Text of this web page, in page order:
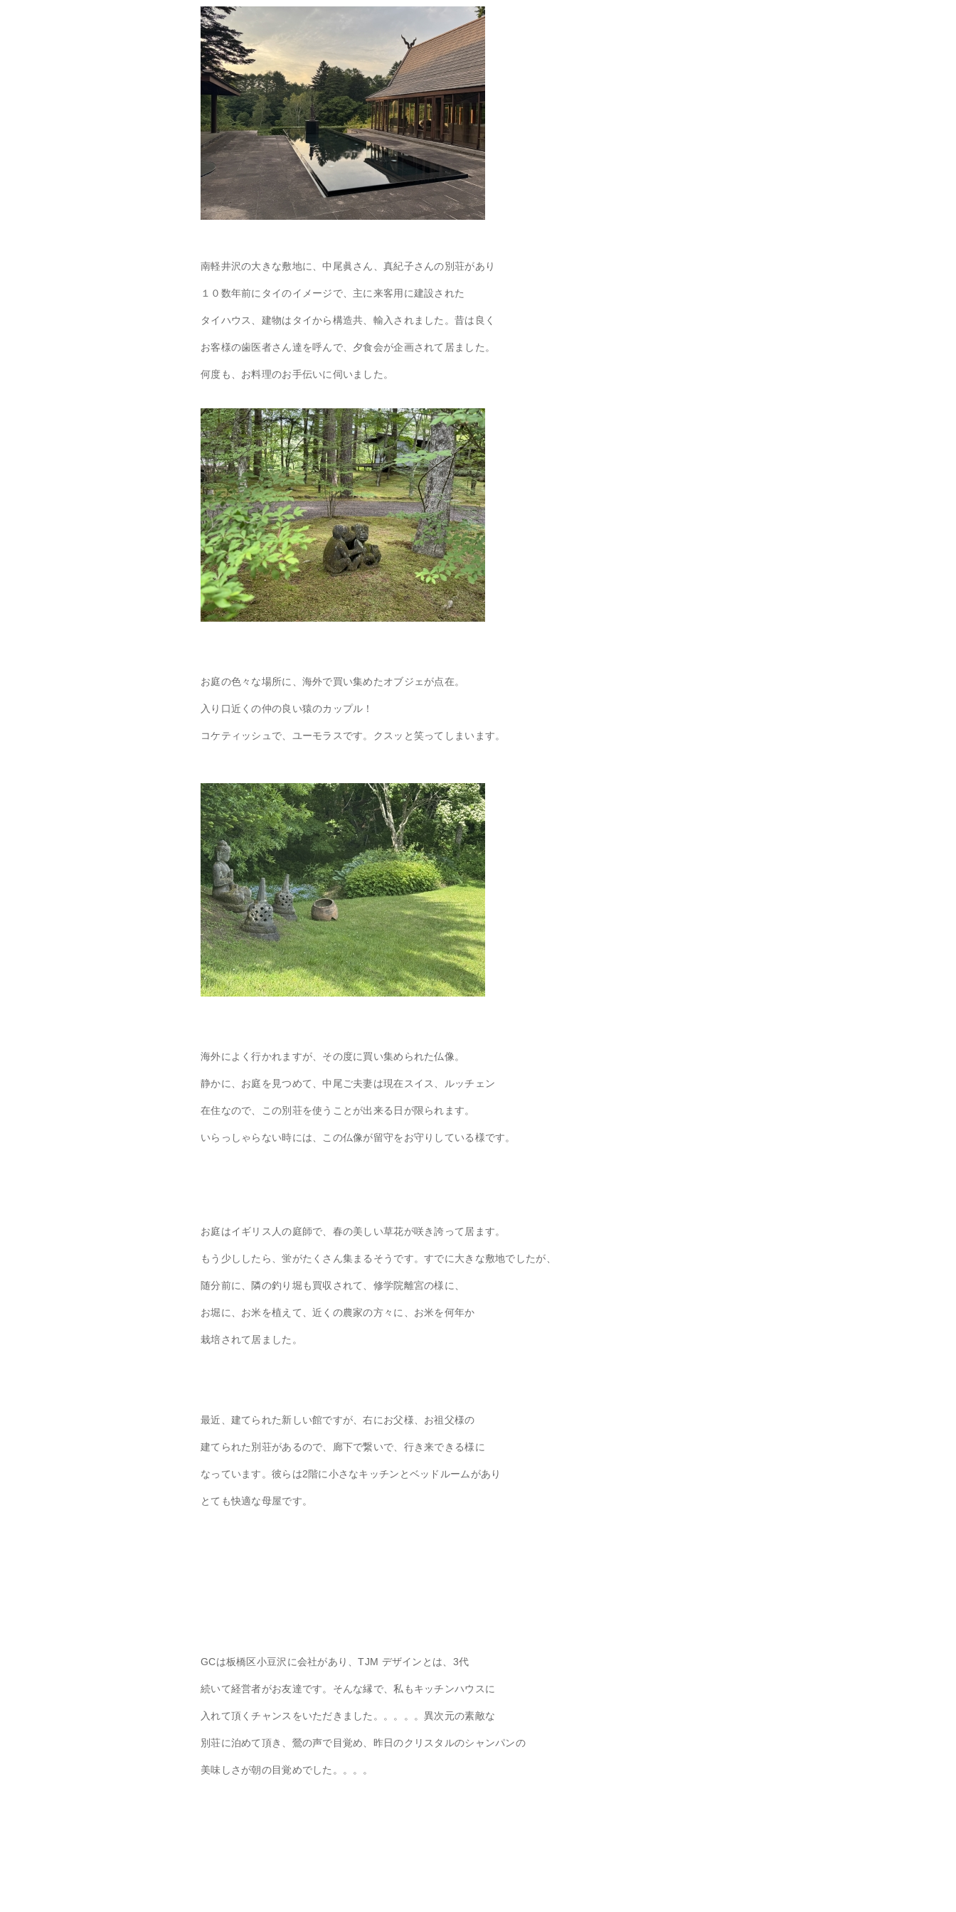
南軽井沢の大きな敷地に、中尾眞さん、真紀子さんの別荘があり
１０数年前にタイのイメージで、主に来客用に建設された
タイハウス、建物はタイから構造共、輸入されました。昔は良く
お客様の歯医者さん達を呼んで、夕食会が企画されて居ました。
何度も、お料理のお手伝いに伺いました。
お庭の色々な場所に、海外で買い集めたオブジェが点在。
入り口近くの仲の良い猿のカップル！
コケティッシュで、ユーモラスです。クスッと笑ってしまいます。
海外によく行かれますが、その度に買い集められた仏像。
静かに、お庭を見つめて、中尾ご夫妻は現在スイス、ルッチェン
在住なので、この別荘を使うことが出来る日が限られます。
いらっしゃらない時には、この仏像が留守をお守りしている様です。
お庭はイギリス人の庭師で、春の美しい草花が咲き誇って居ます。
もう少ししたら、蛍がたくさん集まるそうです。すでに大きな敷地でしたが、
随分前に、隣の釣り堀も買収されて、修学院離宮の様に、
お堀に、お米を植えて、近くの農家の方々に、お米を何年か
栽培されて居ました。
最近、建てられた新しい館ですが、右にお父様、お祖父様の
建てられた別荘があるので、廊下で繋いで、行き来できる様に
なっています。彼らは2階に小さなキッチンとベッドルームがあり
とても快適な母屋です。
GCは板橋区小豆沢に会社があり、TJM デザインとは、3代
続いて経営者がお友達です。そんな縁で、私もキッチンハウスに
入れて頂くチャンスをいただきました。。。。。異次元の素敵な
別荘に泊めて頂き、鶯の声で目覚め、昨日のクリスタルのシャンパンの
美味しさが朝の目覚めでした。。。。